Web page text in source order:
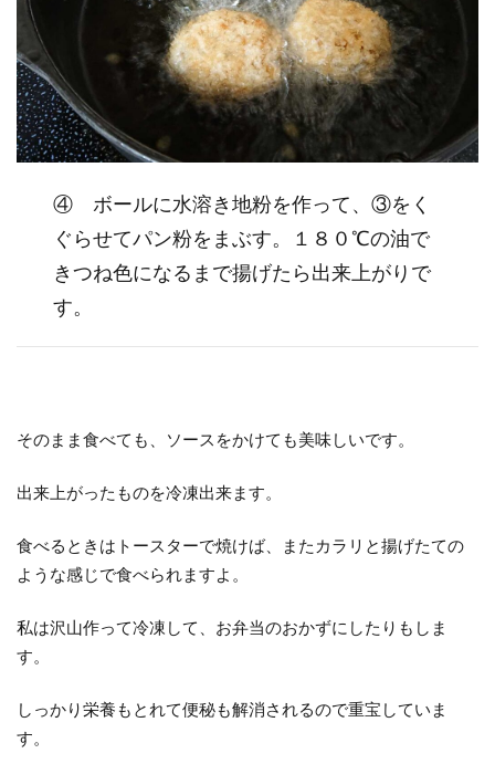
④ ボールに水溶き地粉を作って、③をく
ぐらせてパン粉をまぶす。１８０℃の油で
きつね色になるまで揚げたら出来上がりで
す。
そのまま食べても、ソースをかけても美味しいです。
出来上がったものを冷凍出来ます。
食べるときはトースターで焼けば、またカラリと揚げたての
ような感じで食べられますよ。
私は沢山作って冷凍して、お弁当のおかずにしたりもしま
す。
しっかり栄養もとれて便秘も解消されるので重宝していま
す。